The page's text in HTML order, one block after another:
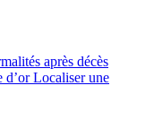
après décès
d’orLocaliser une